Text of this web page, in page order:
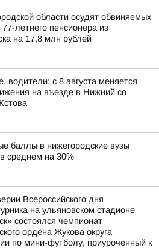
области осудят обвиняемых
летнего пенсионера из
на 17,8 млн рублей
водители: с 8 августа меняется
на въезде в Нижний со
баллы в нижегородские вузы
среднем на 30%
Всероссийского дня
на ульяновском стадионе
состоялся чемпионат
ордена Жукова округа
по мини-футболу, приуроченный к